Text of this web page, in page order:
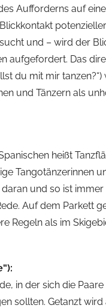
Aufforderns auf
potenzieller
und – wird der
aufgefordert. Das
du mit mir
und Tänzern als
heißt
Tangotänzerinnen
und so ist
Auf dem Parkett
Regeln als im
in der sich die
sollten. Getanzt wird